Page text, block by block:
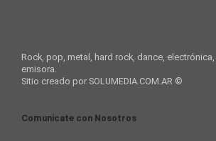
Rock, pop, metal, hard rock, dance,
emisora.
Sitio creado por SOLUMEDIA.COM.AR ©
Comunicate con Nosotros